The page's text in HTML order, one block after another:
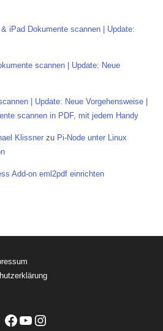
iPad Dokumente scannen | Update:
scannen | Update: Neue
| Update: Neue Vorgehensweise |
scannen in PDF, mit jedem Handy
Klissner zu Pi-Node unter Linux
Add-on eml2pdf einrichten
Facebook
YouTubeInstagram